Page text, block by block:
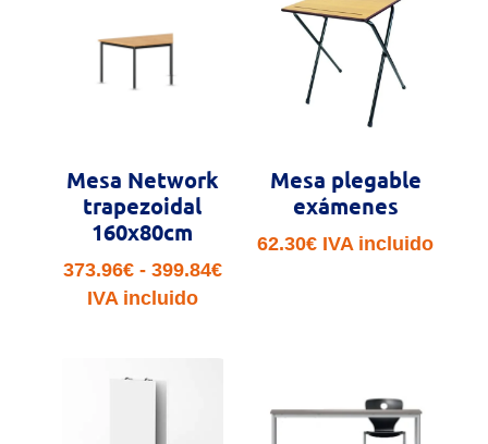
658.46€
Mesa Network
trapezoidal
160x80cm
373.96€ - 399.84€Rango
hasta
IVA incluido
Mesa plegable
exámenes
62.30€ IVA incluido